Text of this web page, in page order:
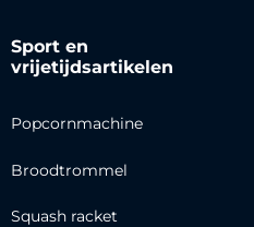
Sport en
vrijetijdsartikelen
Popcornmachine
Broodtrommel
Squash racket